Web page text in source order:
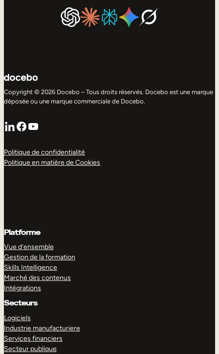
Copyright © 2026 Docebo – Tous droits réservés. Docebo est une marque
déposée ou une marque commerciale de Docebo.
LinkedIn
Facebook
YouTube
Politique de confidentialité
Politique en matière de Cookies
Platforme
Vue d’ensemble
Gestion de la formation
Skills Intelligence
Marché des contenus
Intégrations
Secteurs
Logiciels
Industrie manufacturiere
Services financiers
Secteur publique